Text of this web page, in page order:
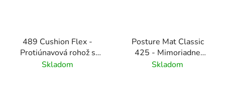
489 Cushion Flex -
Protiúnavová rohož s
diamantovým vzorom
Skladom
Posture Mat Classic
425 - Mimoriadne
mäkká a pohodlná
Skladom